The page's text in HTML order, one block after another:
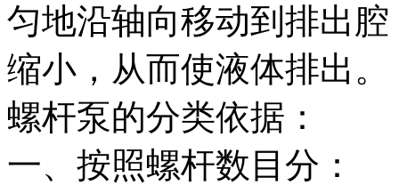
匀地沿轴向移动到排出
缩小，从而使液体排出。
螺杆泵的分类依据：
一、按照螺杆数目分：